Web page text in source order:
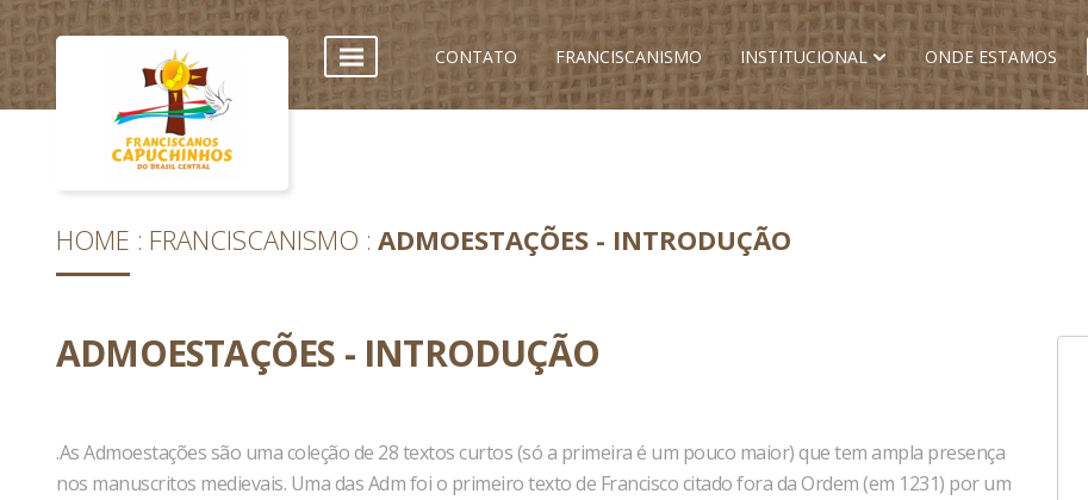
CONTATO FRANCISCANISMO INSTITUCIONAL ONDE ESTAMOS
HOME FRANCISCANISMO ADMOESTAÇÕES - INTRODUÇÃO
ADMOESTAÇÕES - INTRODUÇÃO
.As Admoestações são uma coleção de 28 textos curtos (só a primeira é um pouco maior) que tem ampla presença
nos manuscritos medievais. Uma das Adm foi o primeiro texto de Francisco citado fora da Ordem (em 1231) por um